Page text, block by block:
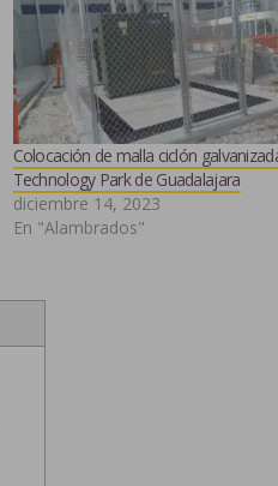
Colocación de malla ciclón
Technology Park de Guadalajara
diciembre 14, 2023
En "Alambrados"